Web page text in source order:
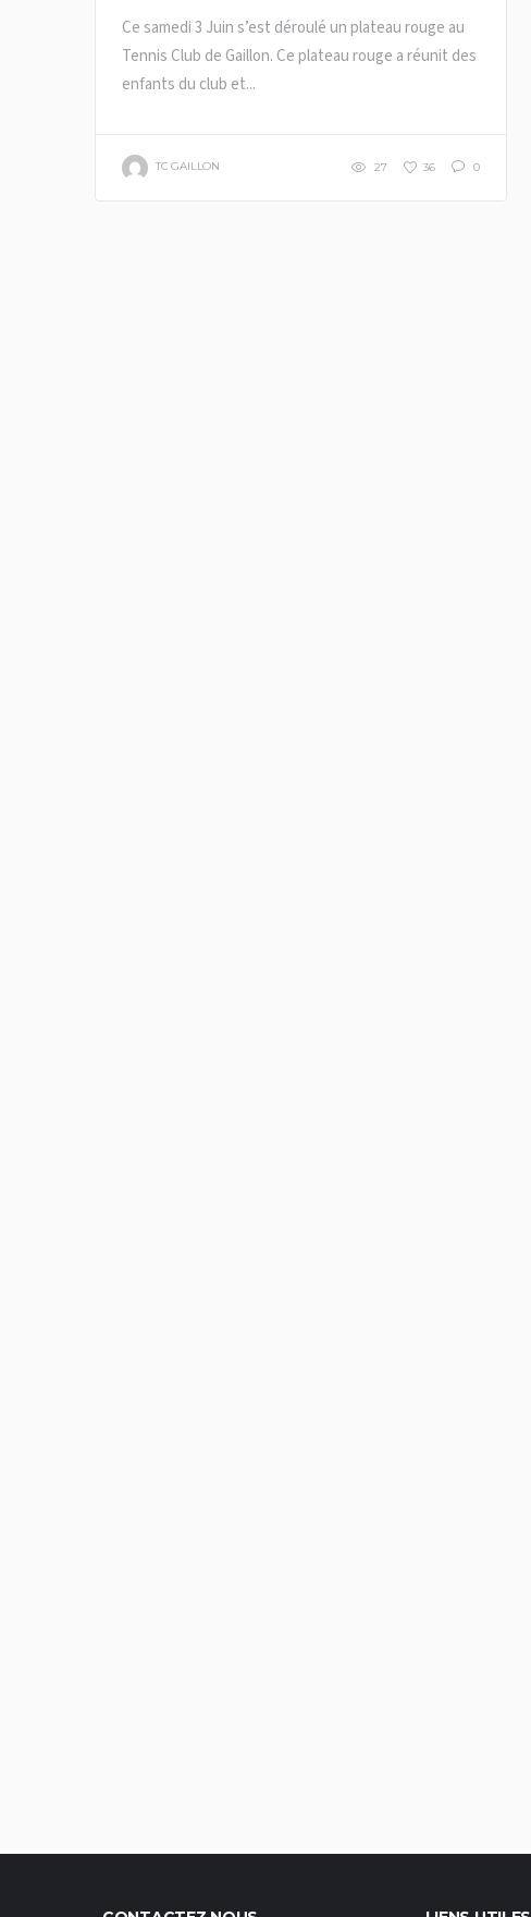
Ce samedi 3 Juin s’est déroulé un plateau rouge au
Tennis Club de Gaillon. Ce plateau rouge a réunit des
enfants du club et...
TC GAILLON 27 36 0